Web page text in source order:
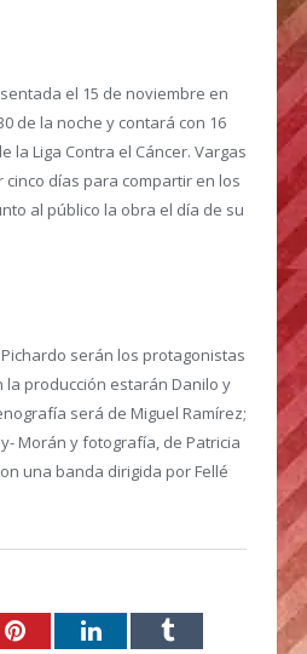
el 15 de noviembre en
de la noche y contará con 16
la Liga Contra el Cáncer. Vargas
cinco días para compartir en los
al público la obra el día de su
serán los protagonistas
la producción estarán Danilo y
será de Miguel Ramírez;
Morán y fotografía, de Patricia
una banda dirigida por Fellé
PinterestLinkedInTumblr